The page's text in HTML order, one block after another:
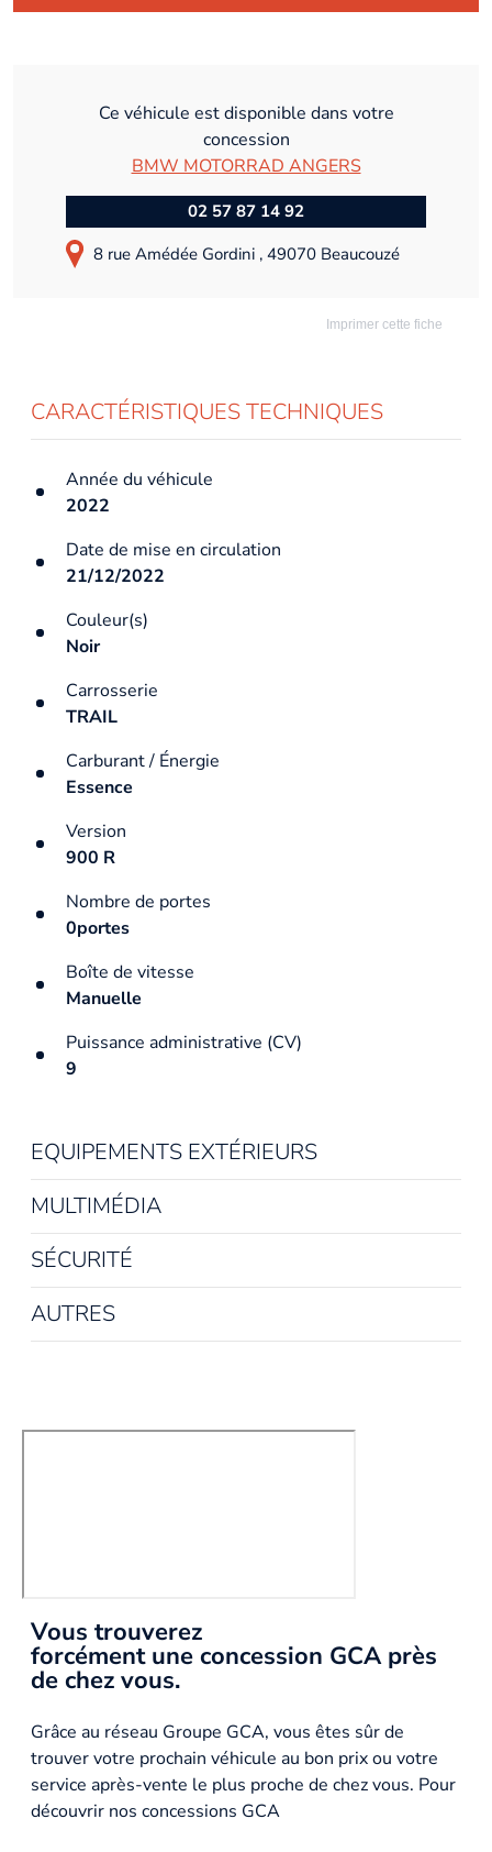
Ce véhicule est disponible dans votre
concession
BMW MOTORRAD ANGERS
02 57 87 14 92
8 rue Amédée Gordini , 49070 Beaucouzé
Imprimer cette fiche
CARACTÉRISTIQUES TECHNIQUES
Année du véhicule
2022
Date de mise en circulation
21/12/2022
Couleur(s)
Noir
Carrosserie
TRAIL
Carburant / Énergie
Essence
Version
900 R
Nombre de portes
0portes
Boîte de vitesse
Manuelle
Puissance administrative (CV)
9
EQUIPEMENTS EXTÉRIEURS
MULTIMÉDIA
SÉCURITÉ
AUTRES
Vous trouverez
forcément une concession GCA près
de chez vous.
Grâce au réseau Groupe GCA, vous êtes sûr de
trouver votre prochain véhicule au bon prix ou votre
service après-vente le plus proche de chez vous. Pour
découvrir nos concessions GCA